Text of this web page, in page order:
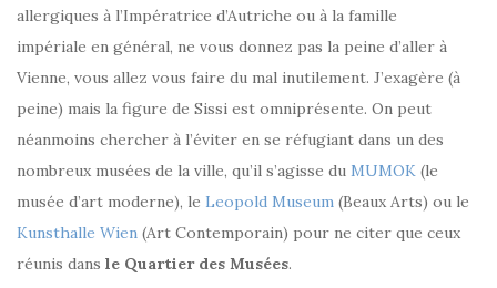
allergiques à l’Impératrice d’Autriche ou à la famille
impériale en général, ne vous donnez pas la peine d’aller à
Vienne, vous allez vous faire du mal inutilement. J’exagère (à
peine) mais la figure de Sissi est omniprésente. On peut
néanmoins chercher à l’éviter en se réfugiant dans un des
nombreux musées de la ville, qu’il s’agisse du MUMOK (le
musée d’art moderne), le Leopold Museum (Beaux Arts) ou le
Kunsthalle Wien (Art Contemporain) pour ne citer que ceux
réunis dans le Quartier des Musées.